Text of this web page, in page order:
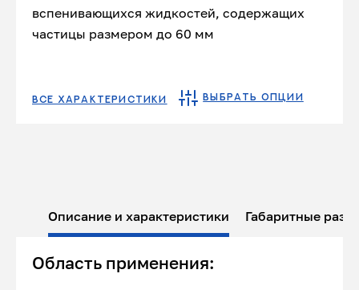
вспенивающихся жидкостей, содержащих
частицы размером до 60 мм
ВСЕ ХАРАКТЕРИСТИКИ ВЫБРАТЬ ОПЦИИ
Описание и характеристики Габаритные
Область применения: